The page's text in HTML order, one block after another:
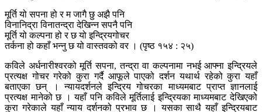
मूर्ति यो सपना हो र म जागै छु अझै पनि
विनानिद्रा विनातन्द्रा देखिन्न सपनै पनि
मूर्ति यो कल्पना हो र छ यो इन्द्रियगोचर
तर्कना हो कहाँ भन्नु छ यो वास्तवको वर । (पृष्ठ १५४ : २५)
कविले अर्धनारीश्वरको मूर्ति सपना, तन्द्रा वा कल्पनामा नभई आफ्ना इन्द्रियले
प्रत्यक्ष गोचर गरेको कुरा गर्दै आफूले पाएको दर्शन यथार्थ रहेको कुरा यहाँ
बताएका छन् । न्यायदर्शनले इन्द्रिय गोचरका माध्यमबाट प्राप्त ज्ञानलाई
प्रत्यक्ष मानेको छ । यहाँ पनि कविले मूर्तिलाई इन्द्रियका माध्यमबाट देखिएको
कुरा गरेकाले यहाँ न्याय दर्शनको प्रभाव छ । यसका साथै यहाँ इन्द्रियबाट